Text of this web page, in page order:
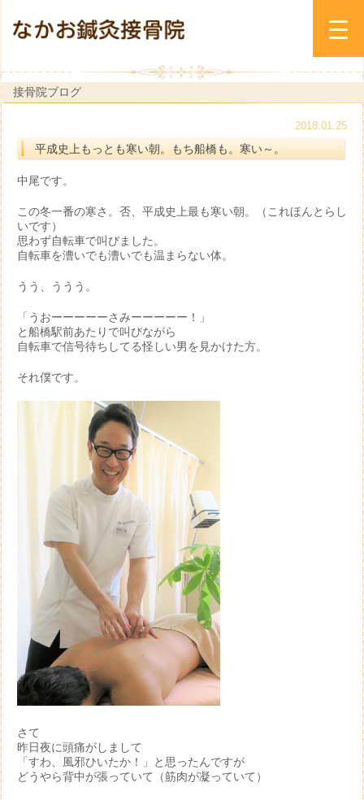
接骨院ブログ
2018.01.25
平成史上もっとも寒い朝。もち船橋も。寒い～。
中尾です。
この冬一番の寒さ。否、平成史上最も寒い朝。（これほんとらし
いです）
思わず自転車で叫びました。
自転車を漕いでも漕いでも温まらない体。
うう、ううう。
「うおーーーーーさみーーーーー！」
と船橋駅前あたりで叫びながら
自転車で信号待ちしてる怪しい男を見かけた方。
それ僕です。
さて
昨日夜に頭痛がしまして
「すわ、風邪ひいたか！」と思ったんですが
どうやら背中が張っていて（筋肉が凝っていて）